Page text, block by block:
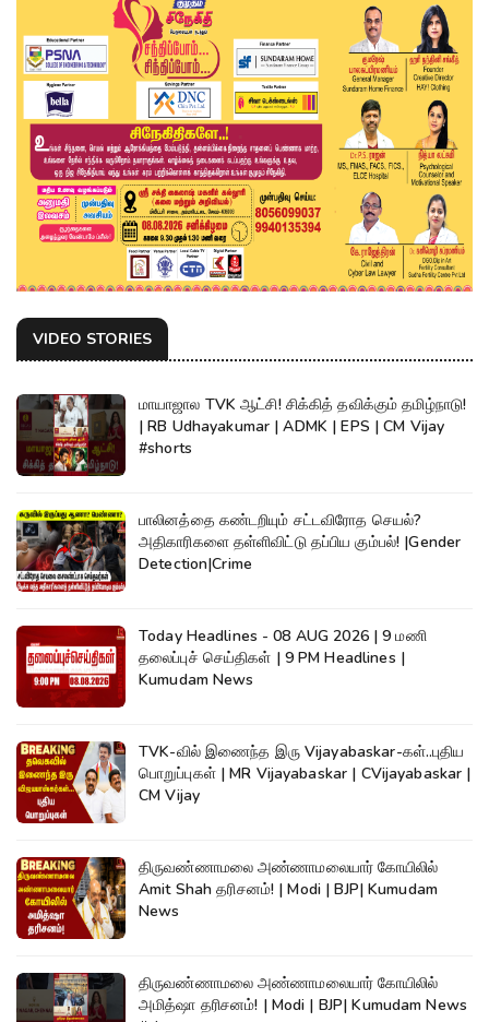
VIDEO STORIES
மாயாஜால TVK ஆட்சி! சிக்கித் தவிக்கும் தமிழ்நாடு!
| RB Udhayakumar | ADMK | EPS | CM Vijay
#shorts
பாலினத்தை கண்டறியும் சட்டவிரோத செயல்?
அதிகாரிகளை தள்ளிவிட்டு தப்பிய கும்பல்! |Gender
Detection|Crime
Today Headlines - 08 AUG 2026 | 9 மணி
தலைப்புச் செய்திகள் | 9 PM Headlines |
Kumudam News
TVK-வில் இணைந்த இரு Vijayabaskar-கள்..புதிய
பொறுப்புகள் | MR Vijayabaskar | CVijayabaskar |
CM Vijay
திருவண்ணாமலை அண்ணாமலையார் கோயிலில்
Amit Shah தரிசனம்! | Modi | BJP| Kumudam
News
திருவண்ணாமலை அண்ணாமலையார் கோயிலில்
அமித்ஷா தரிசனம்! | Modi | BJP| Kumudam News